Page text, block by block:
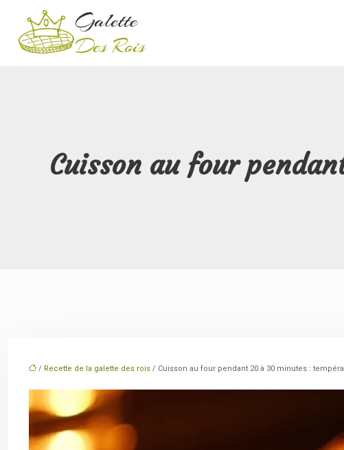
Cuisson au four
/ Recette de la galette des rois / Cuisson au four pendant 20 à 30 minutes :